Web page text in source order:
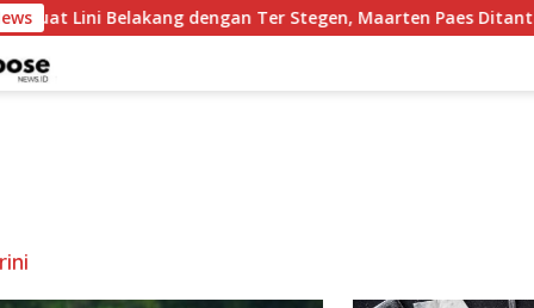
Lini Belakang dengan Ter Stegen, Maarten Paes Ditantang